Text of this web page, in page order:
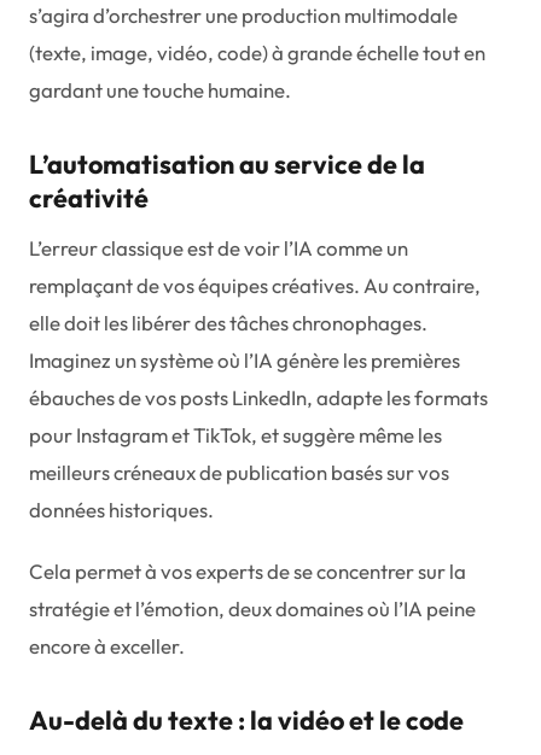
s’agira d’orchestrer une production multimodale
(texte, image, vidéo, code) à grande échelle tout en
gardant une touche humaine.
L’automatisation au service de la
créativité
L’erreur classique est de voir l’IA comme un
remplaçant de vos équipes créatives. Au contraire,
elle doit les libérer des tâches chronophages.
Imaginez un système où l’IA génère les premières
ébauches de vos posts LinkedIn, adapte les formats
pour Instagram et TikTok, et suggère même les
meilleurs créneaux de publication basés sur vos
données historiques.
Cela permet à vos experts de se concentrer sur la
stratégie et l’émotion, deux domaines où l’IA peine
encore à exceller.
Au-delà du texte : la vidéo et le code